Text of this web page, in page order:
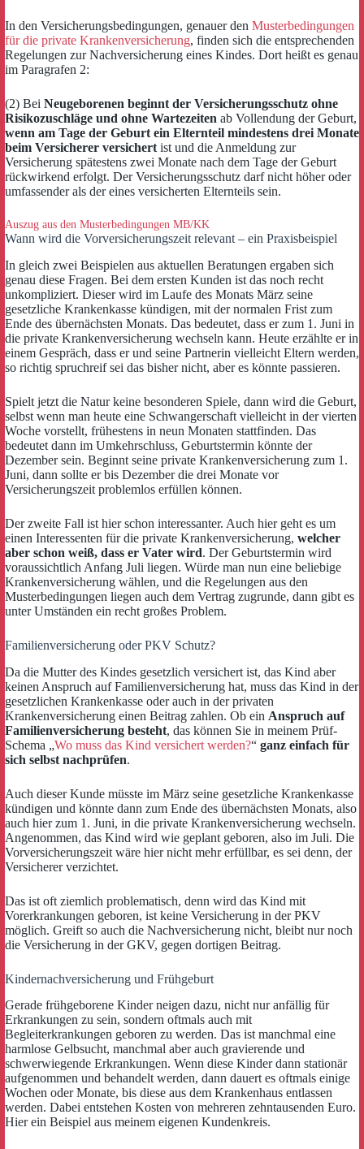
In den Versicherungsbedingungen, genauer den Musterbedingungen
für die private Krankenversicherung, finden sich die entsprechenden
Regelungen zur Nachversicherung eines Kindes. Dort heißt es genau
im Paragrafen 2:
(2) Bei Neugeborenen beginnt der Versicherungsschutz ohne
Risikozuschläge und ohne Wartezeiten ab Vollendung der Geburt,
wenn am Tage der Geburt ein Elternteil mindestens drei Monate
beim Versicherer versichert ist und die Anmeldung zur
Versicherung spätestens zwei Monate nach dem Tage der Geburt
rückwirkend erfolgt. Der Versicherungsschutz darf nicht höher oder
umfassender als der eines versicherten Elternteils sein.
Auszug aus den Musterbedingungen MB/KK
Wann wird die Vorversicherungszeit relevant – ein Praxisbeispiel
In gleich zwei Beispielen aus aktuellen Beratungen ergaben sich
genau diese Fragen. Bei dem ersten Kunden ist das noch recht
unkompliziert. Dieser wird im Laufe des Monats März seine
gesetzliche Krankenkasse kündigen, mit der normalen Frist zum
Ende des übernächsten Monats. Das bedeutet, dass er zum 1. Juni in
die private Krankenversicherung wechseln kann. Heute erzählte er in
einem Gespräch, dass er und seine Partnerin vielleicht Eltern werden,
so richtig spruchreif sei das bisher nicht, aber es könnte passieren.
Spielt jetzt die Natur keine besonderen Spiele, dann wird die Geburt,
selbst wenn man heute eine Schwangerschaft vielleicht in der vierten
Woche vorstellt, frühestens in neun Monaten stattfinden. Das
bedeutet dann im Umkehrschluss, Geburtstermin könnte der
Dezember sein. Beginnt seine private Krankenversicherung zum 1.
Juni, dann sollte er bis Dezember die drei Monate vor
Versicherungszeit problemlos erfüllen können.
Der zweite Fall ist hier schon interessanter. Auch hier geht es um
einen Interessenten für die private Krankenversicherung, welcher
aber schon weiß, dass er Vater wird. Der Geburtstermin wird
voraussichtlich Anfang Juli liegen. Würde man nun eine beliebige
Krankenversicherung wählen, und die Regelungen aus den
Musterbedingungen liegen auch dem Vertrag zugrunde, dann gibt es
unter Umständen ein recht großes Problem.
Familienversicherung oder PKV Schutz?
Da die Mutter des Kindes gesetzlich versichert ist, das Kind aber
keinen Anspruch auf Familienversicherung hat, muss das Kind in der
gesetzlichen Krankenkasse oder auch in der privaten
Krankenversicherung einen Beitrag zahlen. Ob ein Anspruch auf
Familienversicherung besteht, das können Sie in meinem Prüf-
Schema „Wo muss das Kind versichert werden?“ ganz einfach für
sich selbst nachprüfen.
Auch dieser Kunde müsste im März seine gesetzliche Krankenkasse
kündigen und könnte dann zum Ende des übernächsten Monats, also
auch hier zum 1. Juni, in die private Krankenversicherung wechseln.
Angenommen, das Kind wird wie geplant geboren, also im Juli. Die
Vorversicherungszeit wäre hier nicht mehr erfüllbar, es sei denn, der
Versicherer verzichtet.
Das ist oft ziemlich problematisch, denn wird das Kind mit
Vorerkrankungen geboren, ist keine Versicherung in der PKV
möglich. Greift so auch die Nachversicherung nicht, bleibt nur noch
die Versicherung in der GKV, gegen dortigen Beitrag.
Kindernachversicherung und Frühgeburt
Gerade frühgeborene Kinder neigen dazu, nicht nur anfällig für
Erkrankungen zu sein, sondern oftmals auch mit
Begleiterkrankungen geboren zu werden. Das ist manchmal eine
harmlose Gelbsucht, manchmal aber auch gravierende und
schwerwiegende Erkrankungen. Wenn diese Kinder dann stationär
aufgenommen und behandelt werden, dann dauert es oftmals einige
Wochen oder Monate, bis diese aus dem Krankenhaus entlassen
werden. Dabei entstehen Kosten von mehreren zehntausenden Euro.
Hier ein Beispiel aus meinem eigenen Kundenkreis.